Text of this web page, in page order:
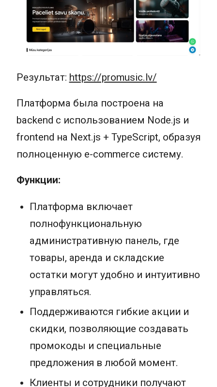
Результат: https://promusic.lv/
Платформа была построена на
backend с использованием Node.js и
frontend на Next.js + TypeScript, образуя
полноценную e-commerce систему.
Функции:
Платформа включает
полнофункциональную
административную панель, где
товары, аренда и складские
остатки могут удобно и интуитивно
управляться.
Поддерживаются гибкие акции и
скидки, позволяющие создавать
промокоды и специальные
предложения в любой момент.
Клиенты и сотрудники получают